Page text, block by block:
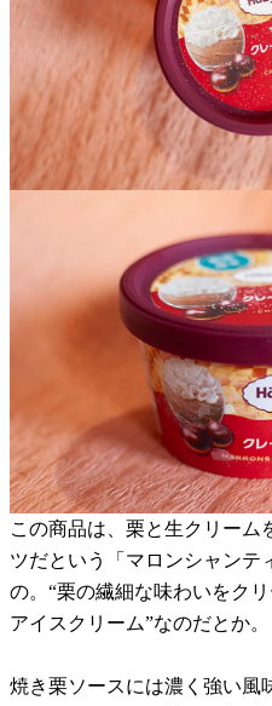
この商品は、栗と生クリーム
ツだという「マロンシャンテ
の。“栗の繊細な味わいをク
アイスクリーム”なのだとか。
焼き栗ソースには濃く強い風